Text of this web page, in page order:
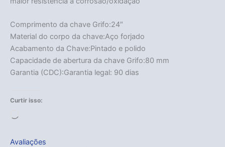
Comprimento da chave Grifo:24″
Material do corpo da chave:Aço forjado
Acabamento da Chave:Pintado e polido
Capacidade de abertura da chave Grifo:80 mm
Garantia (CDC):Garantia legal: 90 dias
Curtir isso:
Avaliações